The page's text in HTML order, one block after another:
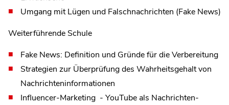
Umgang mit Lügen und Falschnachrichten (Fake News)
Weiterführende Schule
Fake News: Definition und Gründe für die Verbereitung
Strategien zur Überprüfung des Wahrheitsgehalt von
Nachrichteninformationen
Influencer-Marketing - YouTube als Nachrichten-